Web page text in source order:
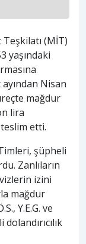
(MİT)
yaşındaki
ayından Nisan
mağdur
lira
etti.
şüpheli
Zanlıların
izini
mağdur
Y.E.G. ve